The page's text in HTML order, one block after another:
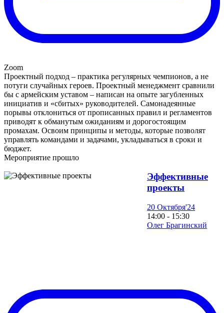
Zoom
Проектный подход – практика регулярных чемпионов, а не
потуги случайных героев. Проектный менеджмент сравнили
бы с армейским уставом – написан на опыте загубленных
инициатив и «сбитых» руководителей. Самонадеянные
порывы отклониться от прописанных правил и регламентов
приводят к обманутым ожиданиям и дорогостоящим
промахам. Освоим принципы и методы, которые позволят
управлять командами и задачами, укладываться в сроки и
бюджет.
Мероприятие прошло
Эффективные
проекты
20 Октября'24
14:00 - 15:30
Олег Брагинский